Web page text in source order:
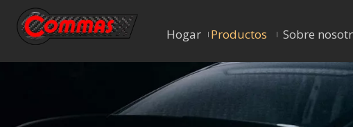
Hogar Productos Sobre